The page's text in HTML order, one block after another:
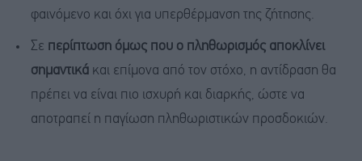
φαινόμενο και όχι για υπερθέρμανση της ζήτησης.
Σε περίπτωση όμως που ο πληθωρισμός αποκλίνει
σημαντικά και επίμονα από τον στόχο, η αντίδραση θα
πρέπει να είναι πιο ισχυρή και διαρκής, ώστε να
αποτραπεί η παγίωση πληθωριστικών προσδοκιών.